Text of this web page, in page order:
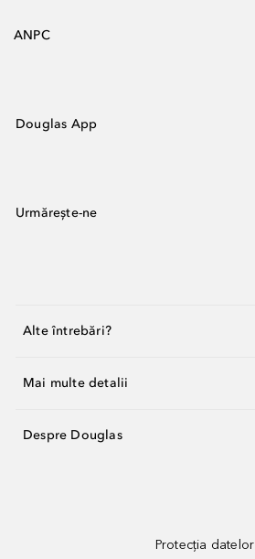
ANPC
Douglas App
Urmărește-ne
Alte întrebări?
Mai multe detalii
Despre Douglas
Protecția datelor